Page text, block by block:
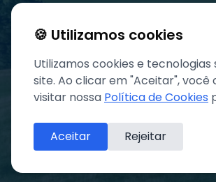
🍪 Utilizamos cookies
Utilizamos cookies e
site. Ao clicar em "Aceitar", você
visitar nossa Política de Cookies
Aceitar Rejeitar